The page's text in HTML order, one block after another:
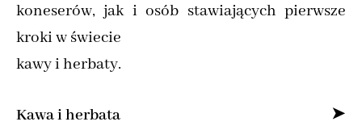
koneserów, jak i osób stawiających pierwsze
kroki w świecie
kawy i herbaty.
Kawa i herbata